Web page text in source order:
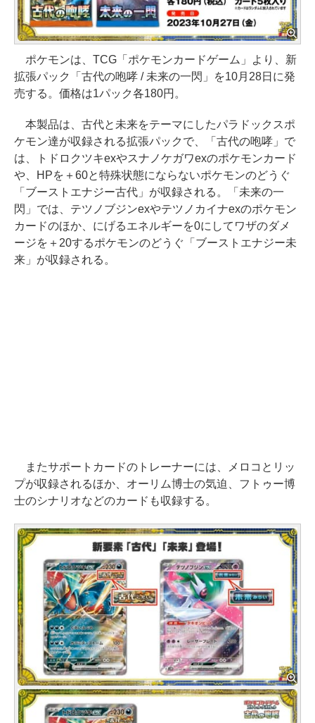
ポケモンは、TCG「ポケモンカードゲーム」より、新
拡張パック「古代の咆哮 / 未来の一閃」を10月28日に発
売する。価格は1パック各180円。
本製品は、古代と未来をテーマにしたパラドックスポ
ケモン達が収録される拡張パックで、「古代の咆哮」で
は、トドロクツキexやスナノケガワexのポケモンカード
や、HPを＋60と特殊状態にならないポケモンのどうぐ
「ブーストエナジー古代」が収録される。「未来の一
閃」では、テツノブジンexやテツノカイナexのポケモン
カードのほか、にげるエネルギーを0にしてワザのダメ
ージを＋20するポケモンのどうぐ「ブーストエナジー未
来」が収録される。
またサポートカードのトレーナーには、メロコとリッ
プが収録されるほか、オーリム博士の気迫、フトゥー博
士のシナリオなどのカードも収録する。